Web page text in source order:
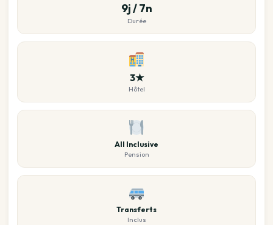
9j / 7n
Durée
3★
Hôtel
All Inclusive
Pension
Transferts
Inclus